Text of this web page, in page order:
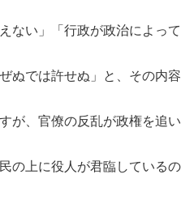
ない」「行政が政治によって
ぬでは許せぬ」と、その内容
が、官僚の反乱が政権を追い
の上に役人が君臨しているの